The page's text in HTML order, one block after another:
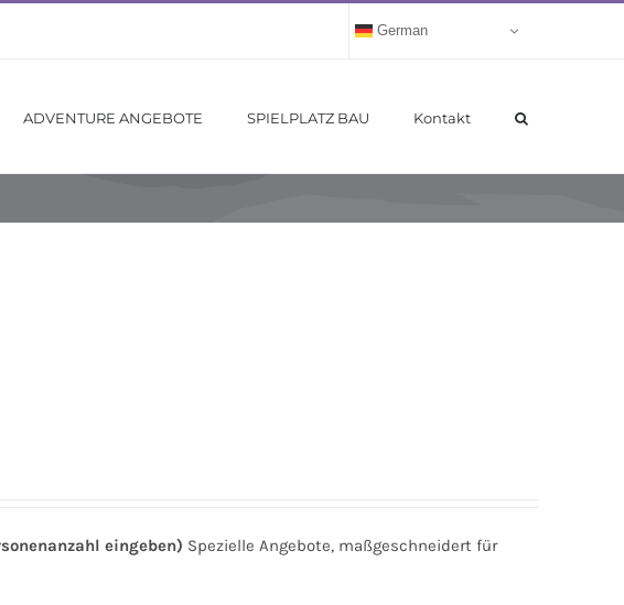
German
ADVENTURE ANGEBOTE SPIELPLATZ BAU Kontakt
eingeben) Spezielle Angebote, maßgeschneidert für